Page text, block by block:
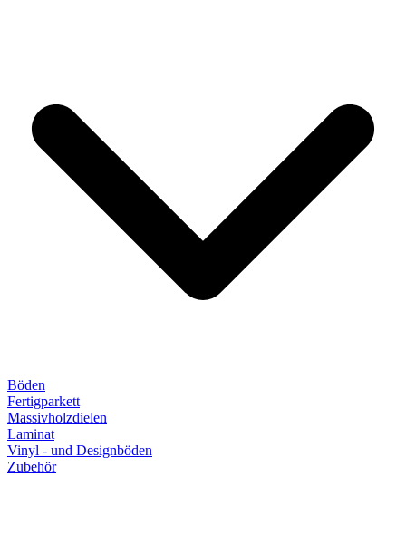
Böden
Fertigparkett
Massivholzdielen
Laminat
Vinyl - und Designböden
Zubehör